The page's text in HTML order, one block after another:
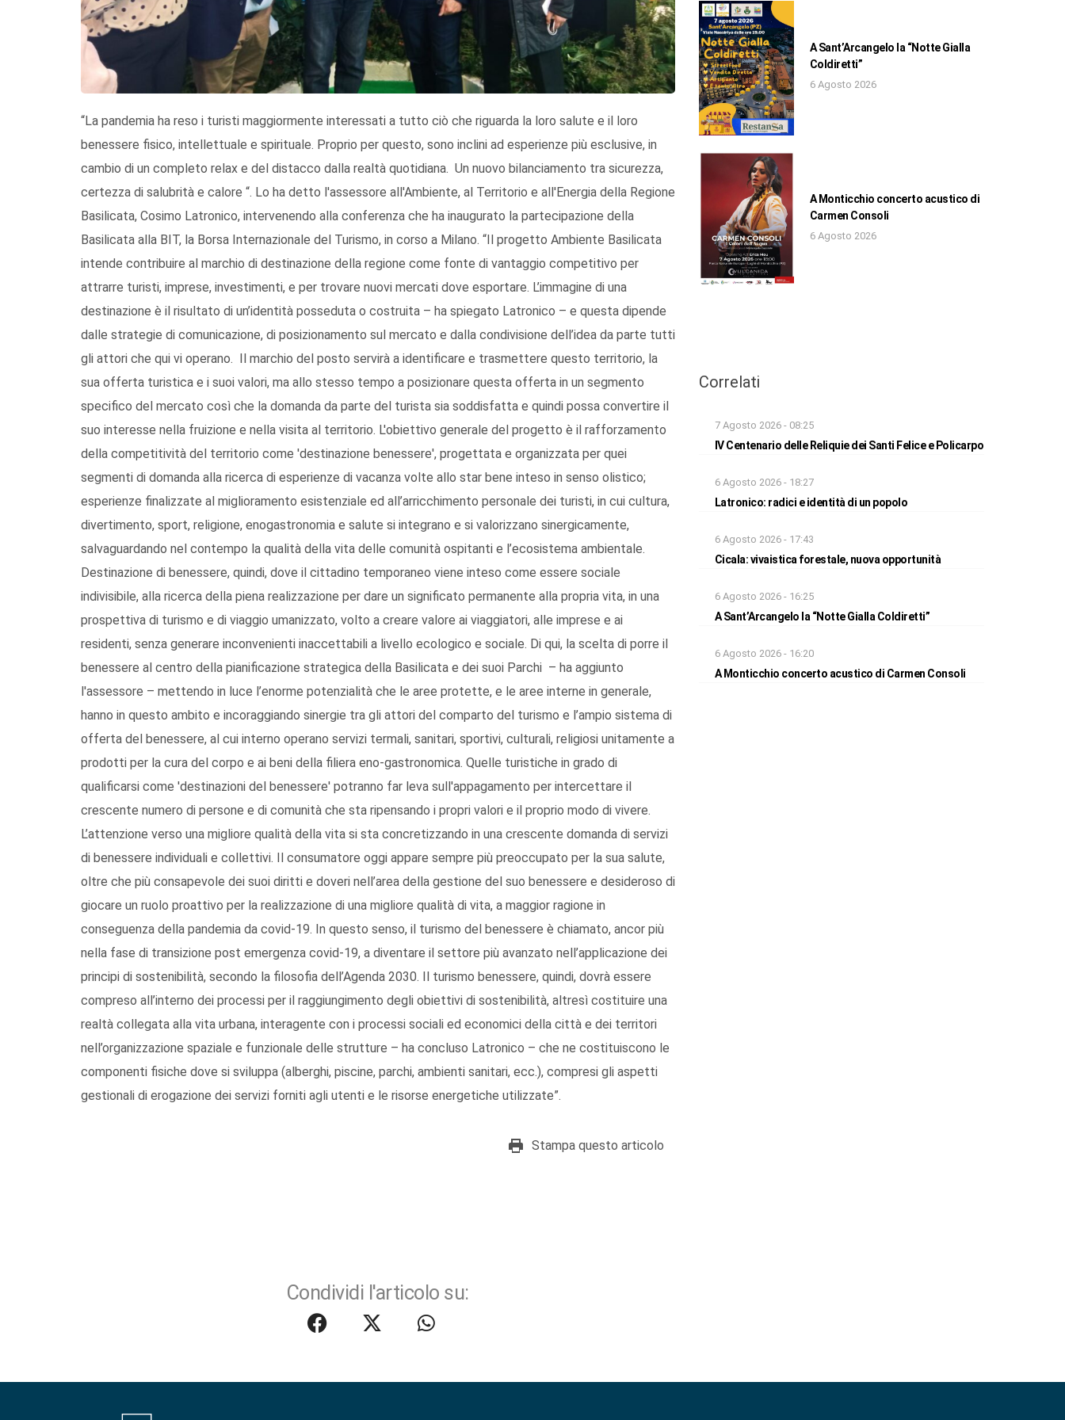
“La pandemia ha reso i turisti maggiormente interessati a tutto ciò che riguarda la loro salute e il loro
benessere fisico, intellettuale e spirituale. Proprio per questo, sono inclini ad esperienze più esclusive, in
cambio di un completo relax e del distacco dalla realtà quotidiana. Un nuovo bilanciamento tra sicurezza,
certezza di salubrità e calore “. Lo ha detto l'assessore all'Ambiente, al Territorio e all'Energia della Regione
Basilicata, Cosimo Latronico, intervenendo alla conferenza che ha inaugurato la partecipazione della
Basilicata alla BIT, la Borsa Internazionale del Turismo, in corso a Milano. “Il progetto Ambiente Basilicata
intende contribuire al marchio di destinazione della regione come fonte di vantaggio competitivo per
attrarre turisti, imprese, investimenti, e per trovare nuovi mercati dove esportare. L’immagine di una
destinazione è il risultato di un’identità posseduta o costruita – ha spiegato Latronico – e questa dipende
dalle strategie di comunicazione, di posizionamento sul mercato e dalla condivisione dell’idea da parte tutti
gli attori che qui vi operano. Il marchio del posto servirà a identificare e trasmettere questo territorio, la
sua offerta turistica e i suoi valori, ma allo stesso tempo a posizionare questa offerta in un segmento
specifico del mercato così che la domanda da parte del turista sia soddisfatta e quindi possa convertire il
suo interesse nella fruizione e nella visita al territorio. L'obiettivo generale del progetto è il rafforzamento
della competitività del territorio come 'destinazione benessere', progettata e organizzata per quei
segmenti di domanda alla ricerca di esperienze di vacanza volte allo star bene inteso in senso olistico;
esperienze finalizzate al miglioramento esistenziale ed all’arricchimento personale dei turisti, in cui cultura,
divertimento, sport, religione, enogastronomia e salute si integrano e si valorizzano sinergicamente,
salvaguardando nel contempo la qualità della vita delle comunità ospitanti e l’ecosistema ambientale.
Destinazione di benessere, quindi, dove il cittadino temporaneo viene inteso come essere sociale
indivisibile, alla ricerca della piena realizzazione per dare un significato permanente alla propria vita, in una
prospettiva di turismo e di viaggio umanizzato, volto a creare valore ai viaggiatori, alle imprese e ai
residenti, senza generare inconvenienti inaccettabili a livello ecologico e sociale. Di qui, la scelta di porre il
benessere al centro della pianificazione strategica della Basilicata e dei suoi Parchi – ha aggiunto
l'assessore – mettendo in luce l’enorme potenzialità che le aree protette, e le aree interne in generale,
hanno in questo ambito e incoraggiando sinergie tra gli attori del comparto del turismo e l’ampio sistema di
offerta del benessere, al cui interno operano servizi termali, sanitari, sportivi, culturali, religiosi unitamente a
prodotti per la cura del corpo e ai beni della filiera eno-gastronomica. Quelle turistiche in grado di
qualificarsi come 'destinazioni del benessere' potranno far leva sull'appagamento per intercettare il
crescente numero di persone e di comunità che sta ripensando i propri valori e il proprio modo di vivere.
L’attenzione verso una migliore qualità della vita si sta concretizzando in una crescente domanda di servizi
di benessere individuali e collettivi. Il consumatore oggi appare sempre più preoccupato per la sua salute,
oltre che più consapevole dei suoi diritti e doveri nell’area della gestione del suo benessere e desideroso di
giocare un ruolo proattivo per la realizzazione di una migliore qualità di vita, a maggior ragione in
conseguenza della pandemia da covid-19. In questo senso, il turismo del benessere è chiamato, ancor più
nella fase di transizione post emergenza covid-19, a diventare il settore più avanzato nell’applicazione dei
principi di sostenibilità, secondo la filosofia dell’Agenda 2030. Il turismo benessere, quindi, dovrà essere
compreso all’interno dei processi per il raggiungimento degli obiettivi di sostenibilità, altresì costituire una
realtà collegata alla vita urbana, interagente con i processi sociali ed economici della città e dei territori
nell’organizzazione spaziale e funzionale delle strutture – ha concluso Latronico – che ne costituiscono le
componenti fisiche dove si sviluppa (alberghi, piscine, parchi, ambienti sanitari, ecc.), compresi gli aspetti
gestionali di erogazione dei servizi forniti agli utenti e le risorse energetiche utilizzate”.
Stampa questo articolo
Condividi l'articolo su:
A Sant’Arcangelo la “Notte Gialla
Coldiretti”
6 Agosto 2026
A Monticchio concerto acustico di
Carmen Consoli
6 Agosto 2026
Correlati
7 Agosto 2026 - 08:25
IV Centenario delle Reliquie dei Santi Felice e Policarpo
6 Agosto 2026 - 18:27
Latronico: radici e identità di un popolo
6 Agosto 2026 - 17:43
Cicala: vivaistica forestale, nuova opportunità
6 Agosto 2026 - 16:25
A Sant’Arcangelo la “Notte Gialla Coldiretti”
6 Agosto 2026 - 16:20
A Monticchio concerto acustico di Carmen Consoli